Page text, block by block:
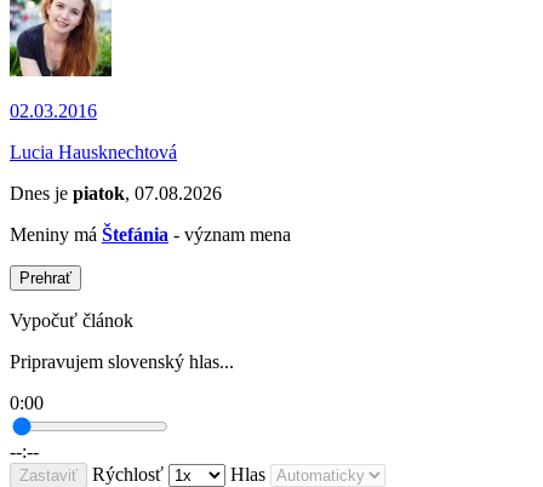
02.03.2016
Lucia Hausknechtová
Dnes je piatok, 07.08.2026
Meniny má Štefánia - význam mena
Prehrať
Vypočuť článok
Pripravujem slovenský hlas...
0:00
--:--
Zastaviť Rýchlosť Hlas